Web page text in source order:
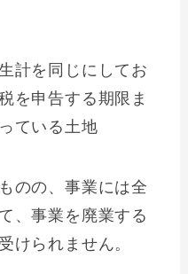
計を同じにしてお
を申告する期限ま
ている土地
のの、事業には全
、事業を廃業する
けられません。